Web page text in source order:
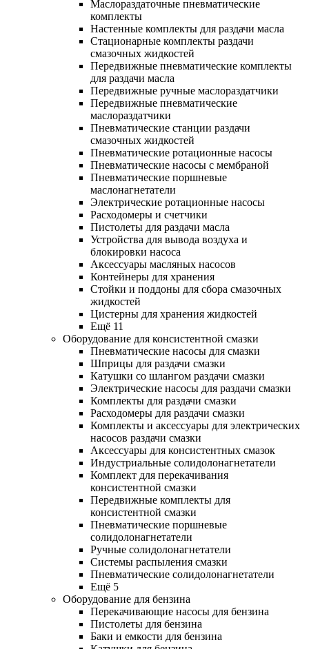
Маслораздаточные пневматические
комплекты
Настенные комплекты для раздачи масла
Стационарные комплекты раздачи
смазочных жидкостей
Передвижные пневматические комплекты
для раздачи масла
Передвижные ручные маслораздатчики
Передвижные пневматические
маслораздатчики
Пневматические станции раздачи
смазочных жидкостей
Пневматические ротационные насосы
Пневматические насосы с мембраной
Пневматические поршневые
маслонагнетатели
Электрические ротационные насосы
Расходомеры и счетчики
Пистолеты для раздачи масла
Устройства для вывода воздуха и
блокировки насоса
Аксессуары масляных насосов
Контейнеры для хранения
Стойки и поддоны для сбора смазочных
жидкостей
Цистерны для хранения жидкостей
Ещё 11
Оборудование для консистентной смазки
Пневматические насосы для смазки
Шприцы для раздачи смазки
Катушки со шлангом раздачи смазки
Электрические насосы для раздачи смазки
Комплекты для раздачи смазки
Расходомеры для раздачи смазки
Комплекты и аксессуары для электрических
насосов раздачи смазки
Аксессуары для консистентных смазок
Индустриальные солидолонагнетатели
Комплект для перекачивания
консистентной смазки
Передвижные комплекты для
консистентной смазки
Пневматические поршневые
солидолонагнетатели
Ручные солидолонагнетатели
Системы распыления смазки
Пневматические солидолонагнетатели
Ещё 5
Оборудование для бензина
Перекачивающие насосы для бензина
Пистолеты для бензина
Баки и емкости для бензина